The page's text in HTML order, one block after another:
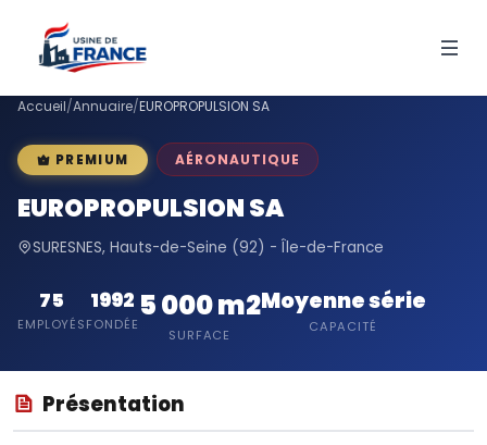
Accueil/Annuaire/EUROPROPULSION SA
PREMIUM AÉRONAUTIQUE
EUROPROPULSION SA
SURESNES, Hauts-de-Seine (92) - Île-de-France
75
EMPLOYÉS
1992
FONDÉE
5 000 m2
SURFACE
Moyenne série
CAPACITÉ
Présentation